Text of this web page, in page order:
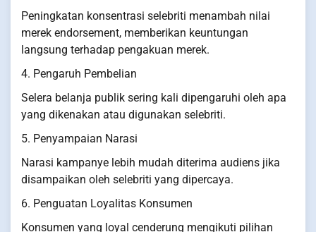
Peningkatan konsentrasi selebriti menambah nilai
merek endorsement, memberikan keuntungan
langsung terhadap pengakuan merek.
4. Pengaruh Pembelian
Selera belanja publik sering kali dipengaruhi oleh apa
yang dikenakan atau digunakan selebriti.
5. Penyampaian Narasi
Narasi kampanye lebih mudah diterima audiens jika
disampaikan oleh selebriti yang dipercaya.
6. Penguatan Loyalitas Konsumen
Konsumen yang loyal cenderung mengikuti pilihan